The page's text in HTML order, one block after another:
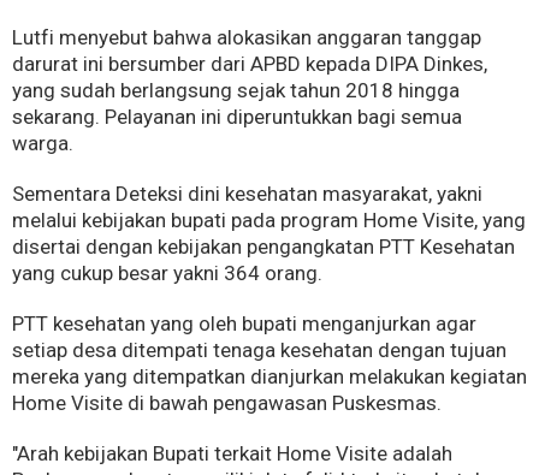
Lutfi menyebut bahwa alokasikan anggaran tanggap
darurat ini bersumber dari APBD kepada DIPA Dinkes,
yang sudah berlangsung sejak tahun 2018 hingga
sekarang. Pelayanan ini diperuntukkan bagi semua
warga.
Sementara Deteksi dini kesehatan masyarakat, yakni
melalui kebijakan bupati pada program Home Visite, yang
disertai dengan kebijakan pengangkatan PTT Kesehatan
yang cukup besar yakni 364 orang.
PTT kesehatan yang oleh bupati menganjurkan agar
setiap desa ditempati tenaga kesehatan dengan tujuan
mereka yang ditempatkan dianjurkan melakukan kegiatan
Home Visite di bawah pengawasan Puskesmas.
"Arah kebijakan Bupati terkait Home Visite adalah